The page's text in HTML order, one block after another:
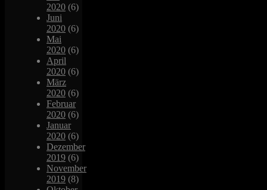
2020 (6)
Juni
2020 (6)
Mai
2020 (6)
April
2020 (6)
März
2020 (6)
Februar
2020 (6)
Januar
2020 (6)
Dezember
2019 (6)
November
2019 (8)